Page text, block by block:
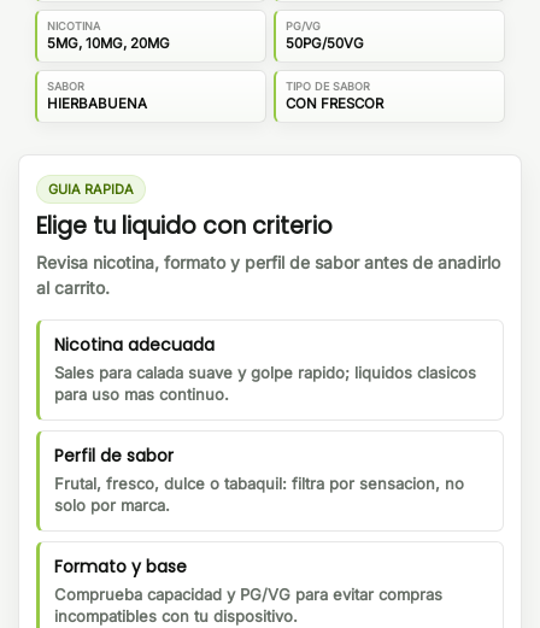
NICOTINA
5MG, 10MG, 20MG
PG/VG
50PG/50VG
SABOR
HIERBABUENA
TIPO DE SABOR
CON FRESCOR
GUIA RAPIDA
Elige tu liquido con criterio
Revisa nicotina, formato y perfil de sabor antes de anadirlo
al carrito.
Nicotina adecuada
Sales para calada suave y golpe rapido; liquidos clasicos
para uso mas continuo.
Perfil de sabor
Frutal, fresco, dulce o tabaquil: filtra por sensacion, no
solo por marca.
Formato y base
Comprueba capacidad y PG/VG para evitar compras
incompatibles con tu dispositivo.